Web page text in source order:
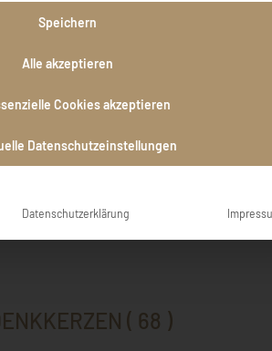
Einen lieben
einschneidendes
untröstlicher wenn sich
immer schließen.
Trauerfamilie! Unser
( 68 )
Speichern
Alle akzeptieren
Cookies akzeptieren
Datenschutzeinstellungen
Datenschutzerklärung